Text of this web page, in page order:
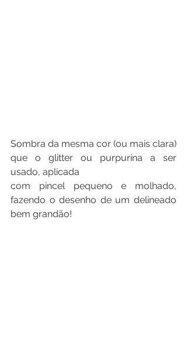
Sombra da mesma cor (ou mais clara)
que o glitter ou purpurina a ser
usado, aplicada
com pincel pequeno e molhado,
fazendo o desenho de um delineado
bem grandão!